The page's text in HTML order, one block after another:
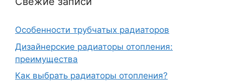
Особенности трубчатых радиаторов
Дизайнерские радиаторы отопления:
преимущества
Как выбрать радиаторы отопления?